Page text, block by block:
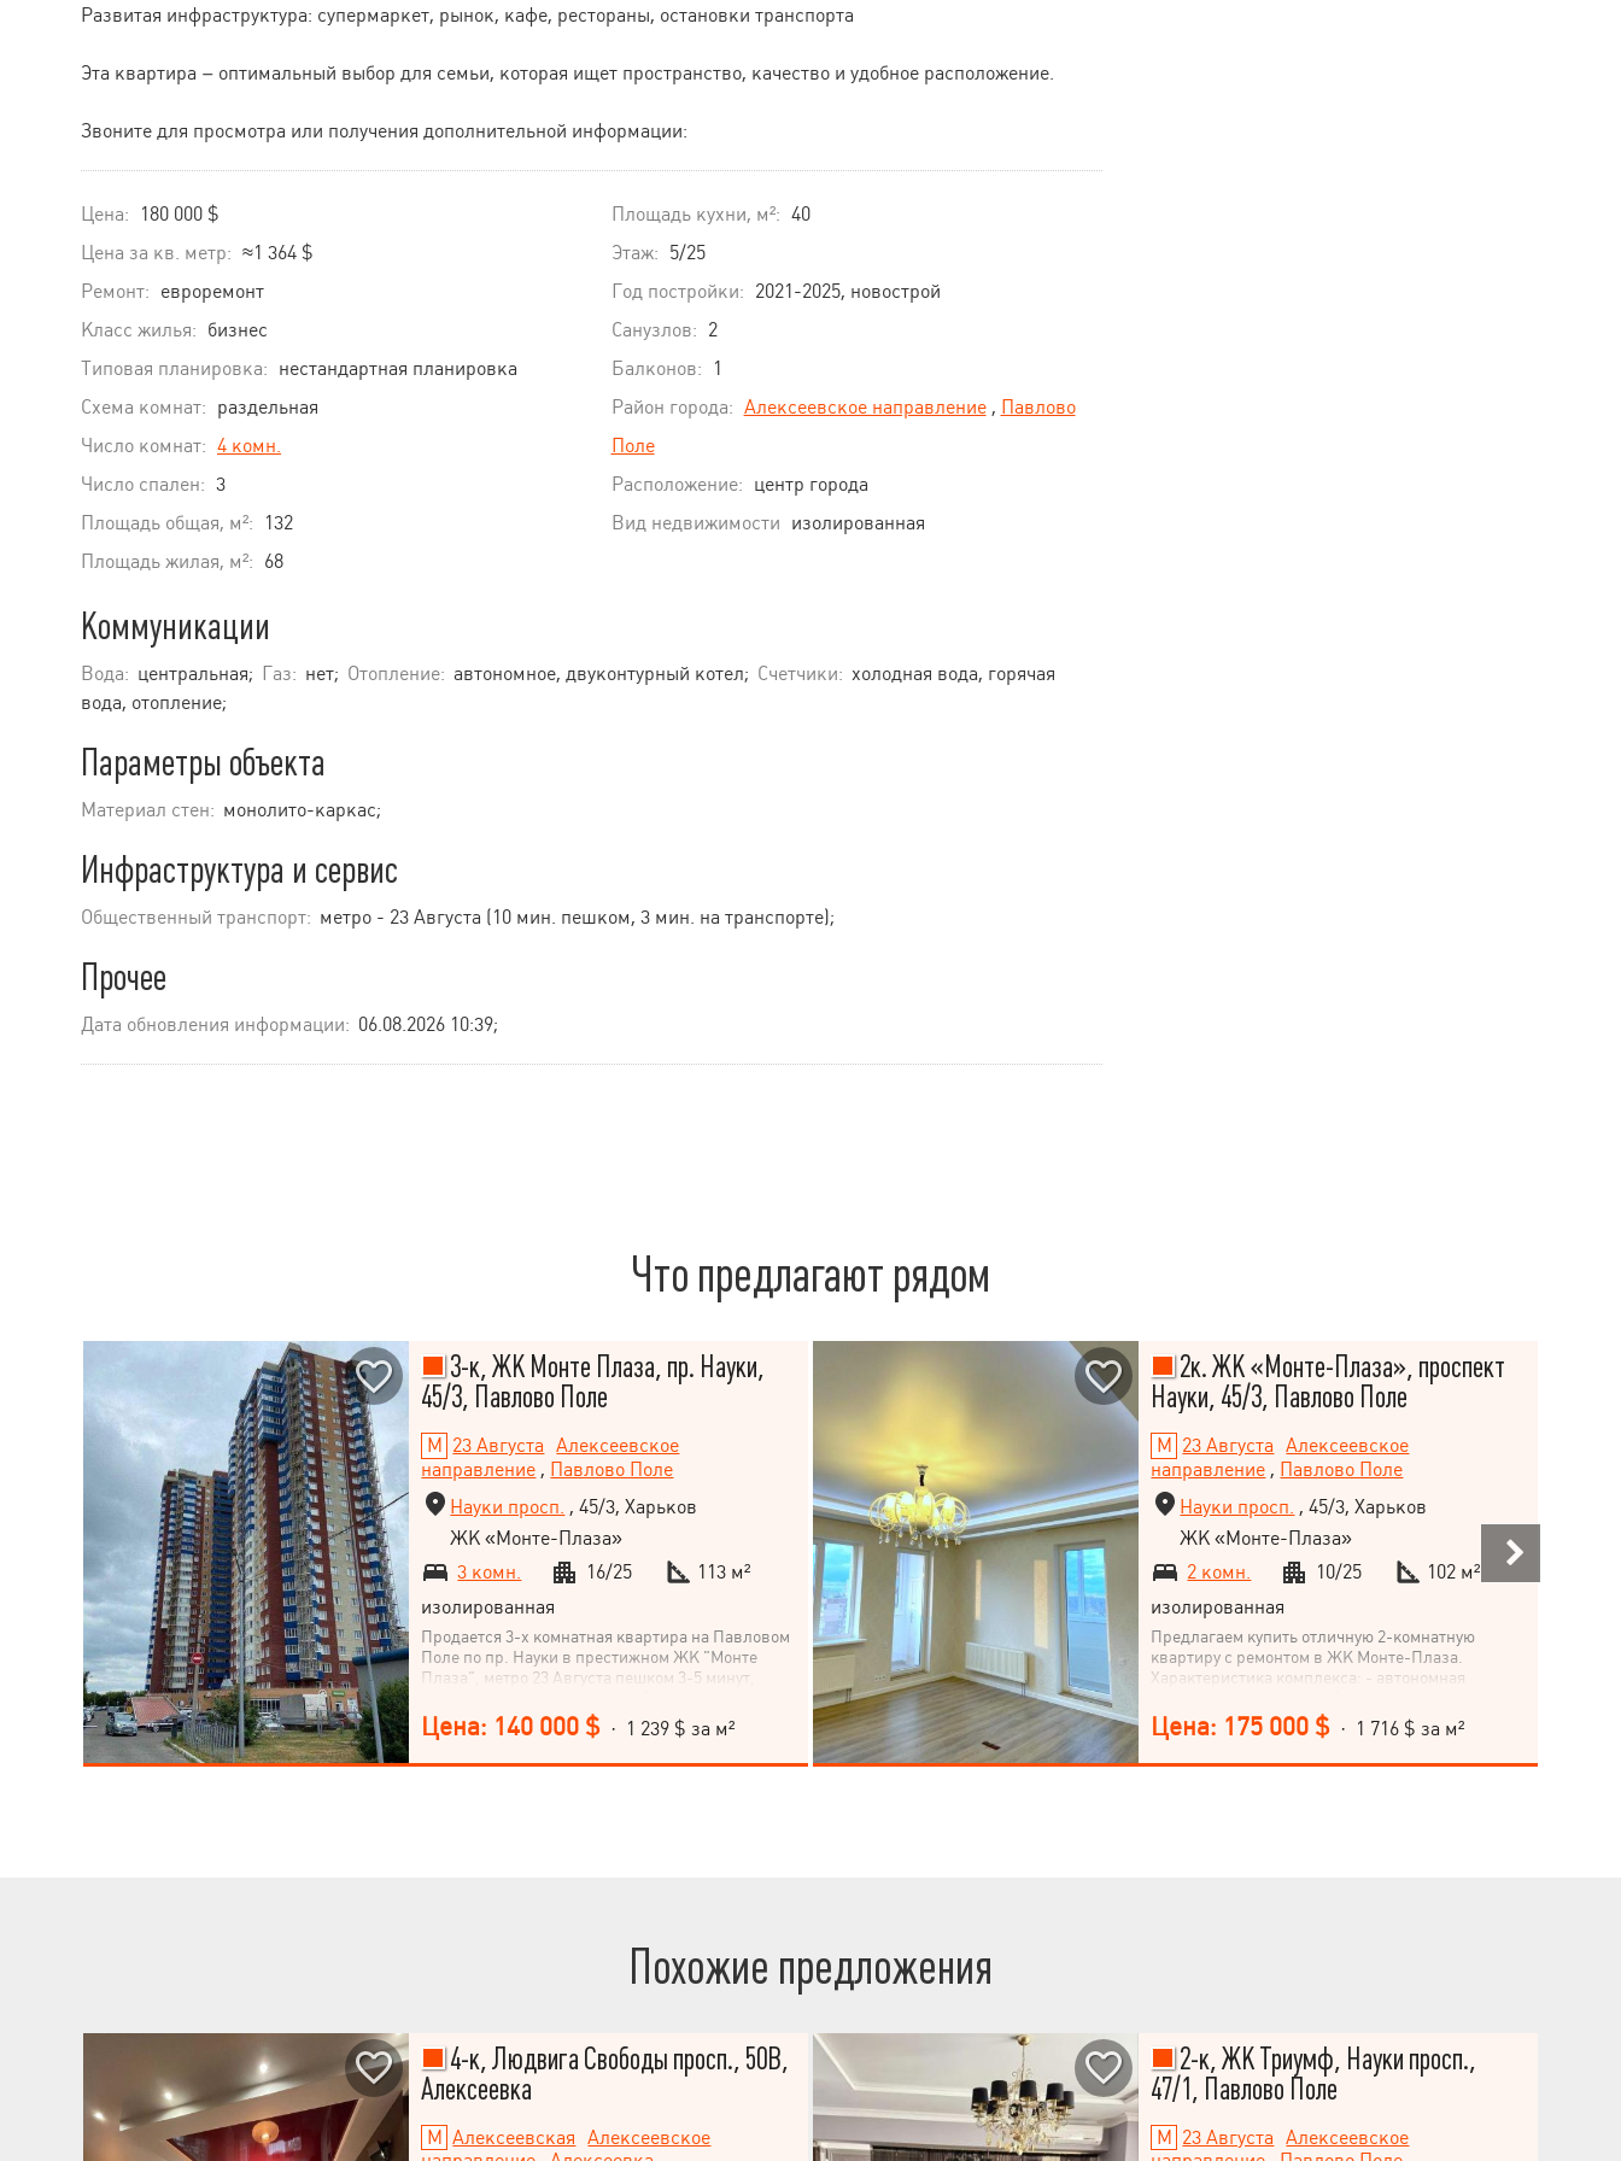
Развитая инфраструктура: супермаркет, рынок, кафе, рестораны, остановки транспорта
Эта квартира – оптимальный выбор для семьи, которая ищет пространство, качество и удобное расположение.
Звоните для просмотра или получения дополнительной информации:
Цена:
180 000 $
Цена за кв. метр: ≈1 364 $
Ремонт: евроремонт
Класс жилья: бизнес
Типовая планировка: нестандартная планировка
Схема комнат: раздельная
Число комнат: 4 комн.
Число спален: 3
Площадь общая, м²:
132
Площадь жилая, м²: 68
Площадь кухни, м²: 40
Этаж: 5/25
Год постройки: 2021-2025, новострой
Санузлов: 2
Балконов:
1
Район города: Алексеевское направление, Павлово
Поле
Расположение: центр города
Вид недвижимости изолированная
Коммуникации
Вода: центральная; Газ: нет; Отопление: автономное, двуконтурный котел; Счетчики: холодная вода, горячая
вода, отопление;
Параметры объекта
Материал стен: монолито-каркас;
Инфраструктура и сервис
Общественный транспорт: метро - 23 Августа (10 мин. пешком, 3 мин. на транспорте);
Прочее
Дата обновления информации: 06.08.2026 10:39;
Что предлагают рядом
3-к, ЖК Монте Плаза, пр. Науки,
45/3, Павлово Поле
23 Августа
Алексеевское
направление , Павлово Поле
Науки просп. , 45/3, Харьков
ЖК «Монте-Плаза»
3 комн.
16/25
113 м²
изолированная
Продается 3-х комнатная квартира на Павловом
Поле по пр. Науки в престижном ЖК "Монте
Плаза", метро 23 Августа пешком 3-5 минут,
месторасположение: сильно развитая
инфраструктура; насыщенная и разнообразная
транспортная развязка; товары и услуги первой
Цена: 140 000 $ · 1 239 $ за м²
2к. ЖК «Монте-Плаза», проспект
Науки, 45/3, Павлово Поле
23 Августа
Алексеевское
направление , Павлово Поле
Науки просп. , 45/3, Харьков
ЖК «Монте-Плаза»
2 комн.
10/25
102 м²
изолированная
Предлагаем купить отличную 2-комнатную
квартиру с ремонтом в ЖК Монте-Плаза.
Характеристика комплекса: - автономная
салон красоты, спортзал на территории -
закрытый двор (въезд на машине только по
карточкам) - детская площадка - современные
Цена: 175 000 $ · 1 716 $ за м²
Похожие предложения
4-к, Людвига Свободы просп., 50В,
Алексеевка
Алексеевская
Алексеевское
2-к, ЖК Триумф, Науки просп.,
47/1, Павлово Поле
23 Августа
Алексеевское